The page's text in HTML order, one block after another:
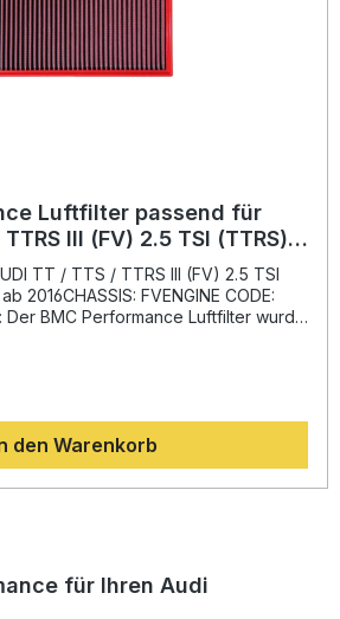
Luftfilter passend für
III (FV) 2.5 TSI (TTRS)
BMC: FB887/20
TT / TTS / TTRS III (FV) 2.5 TSI
2016CHASSIS: FVENGINE CODE:
Der BMC Performance Luftfilter wurde
Baumwollgewebestruktur wird der
wird. Das Ergebnis:
eine gesteigerte Performance Ihres
"Full Moulding"-Verfahren von BMC
Luftfilter aus einem einzigen Stück
verhindert potenzielle
Verwendung von hochwertigem,
den Warenkorb
für Ihren Audi